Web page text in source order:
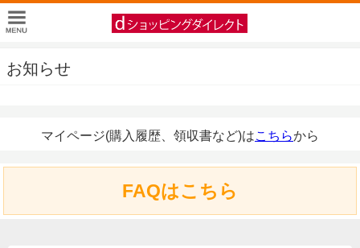
お知らせ
マイページ(購入履歴、領収書など)はこちらから
FAQはこちら